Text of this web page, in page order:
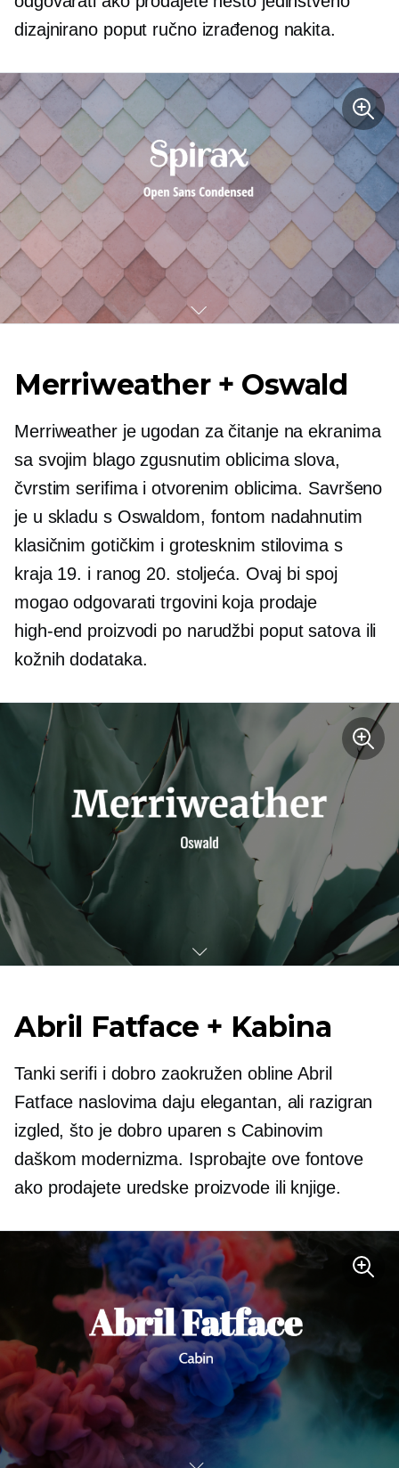
dizajnirano poput ručno izrađenog nakita.
Merriweather + Oswald
Merriweather je ugodan za čitanje na ekranima
sa svojim blago zgusnutim oblicima slova,
čvrstim serifima i otvorenim oblicima. Savršeno
je u skladu s Oswaldom, fontom nadahnutim
klasičnim gotičkim i grotesknim stilovima s
kraja 19. i ranog 20. stoljeća. Ovaj bi spoj
mogao odgovarati trgovini koja prodaje
high-end proizvodi po narudžbi poput satova ili
kožnih dodataka.
Abril Fatface + Kabina
Tanki serifi i dobro zaokružen obline Abril
Fatface naslovima daju elegantan, ali razigran
izgled, što je dobro uparen s Cabinovim
daškom modernizma. Isprobajte ove fontove
ako prodajete uredske proizvode ili knjige.